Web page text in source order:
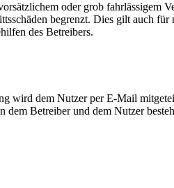
oder grob fahrlässigem
begrenzt. Dies gilt auch
des Betreibers.
wird dem Nutzer per E-Mail
Betreiber und dem Nutzer